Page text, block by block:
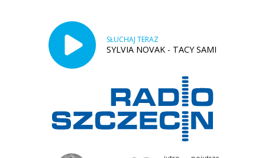
SŁUCHAJ TERAZ
SYLVIA NOVAK - TACY SAMI